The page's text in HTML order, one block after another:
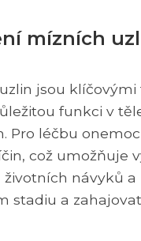
mízních
jsou
funkci v
Pro léčbu
což umožňuje
návyků
a